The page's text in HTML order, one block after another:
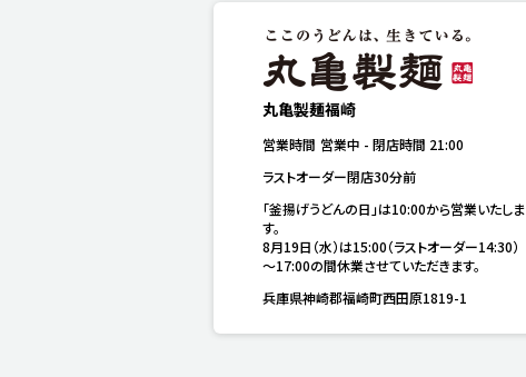
丸亀製麺福崎
営業時間 営業中 - 閉店時間 21:00
ラストオーダー閉店30分前
「釜揚げうどんの日」は10:00から営業いたしま
す。
8月19日（水）は15:00（ラストオーダー14:30）
～17:00の間休業させていただきます。
兵庫県神崎郡福崎町西田原1819-1